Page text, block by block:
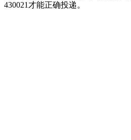
430021才能正确投递。